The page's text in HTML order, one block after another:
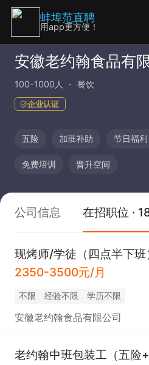
安徽老约翰食品有
100-1000人 餐饮
企业认证
五险 加班补助 节日福利
免费培训 晋升空间
公司信息 在招职位 ·
现烤师/学徒（四点半下班
2350-3500元/月
不限 经验不限 学历不限
安徽老约翰食品有限公司
老约翰中班包装工（五险+
蚌埠范直聘
用app更方便！